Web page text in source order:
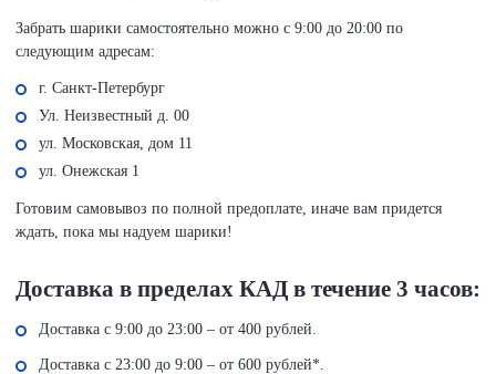
Забрать шарики самостоятельно можно с 9:00 до 20:00 по
следующим адресам:
г. Санкт-Петербург
Ул. Неизвестный д. 00
ул. Московская, дом 11
ул. Онежская 1
Готовим самовывоз по полной предоплате, иначе вам придется
ждать, пока мы надуем шарики!
Доставка в пределах КАД в течение 3 часов:
Доставка с 9:00 до 23:00 – от 400 рублей.
Доставка с 23:00 до 9:00 – от 600 рублей*.